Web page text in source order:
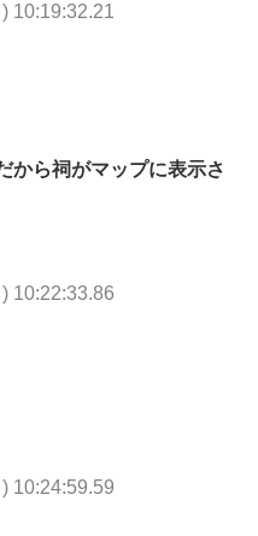
10:19:32.21
から祠がマップに表示さ
10:22:33.86
10:24:59.59